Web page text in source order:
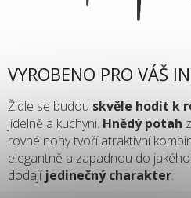
VYROBENO PRO VÁŠ
Židle se budou skvěle hodit k
jídelně a kuchyni. Hnědý potah
rovné nohy tvoří atraktivní
elegantně a zapadnou do
dodají jedinečný charakter.